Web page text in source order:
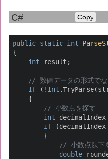
Copy
public static int
{
int result;
// 数値データの形式で
if (! int
    {
// 小数点を探す
int
if
        {
// 小数点以下
double